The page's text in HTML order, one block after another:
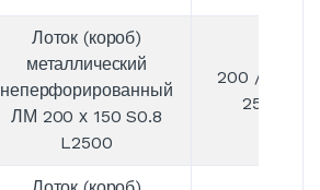
Лоток (короб)
металлический
неперфорированный
ЛМ 200 х 150 S0.8
L2500
200 / 150 /
2500